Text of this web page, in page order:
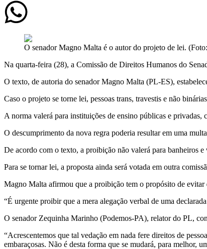
O senador Magno Malta é o autor do projeto de lei.
Na quarta-feira (28), a Comissão de Direitos Humanos do
O texto, de autoria do senador Magno Malta (PL-ES),
Caso o projeto se torne lei, pessoas trans, travestis e não
A norma valerá para instituições de ensino públicas e
O descumprimento da nova regra poderia resultar em uma
De acordo com o texto, a proibição não valerá para banheiros
Para se tornar lei, a proposta ainda será votada em outra
Magno Malta afirmou que a proibição tem o propósito de evitar
“É urgente proibir que a mera alegação verbal de uma
O senador Zequinha Marinho (Podemos-PA), relator do PL,
“Acrescentemos que tal vedação em nada fere direitos de
embaraçosas. Não é desta forma que se mudará, para melhor,